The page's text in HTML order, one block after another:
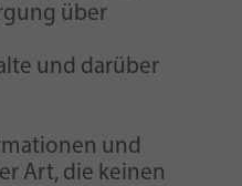
über
und darüber
und
Art, die keinen